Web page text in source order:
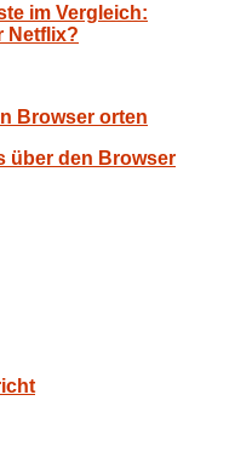
im Vergleich:
Netflix?
über den Browser